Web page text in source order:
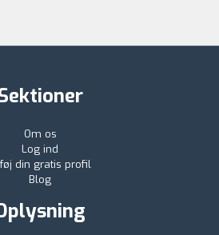
Om os
Log ind
din gratis profil
Blog